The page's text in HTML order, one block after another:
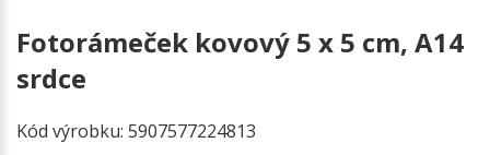
Fotorámeček kovový 5 x 5 cm, A14
srdce
Kód výrobku: 5907577224813